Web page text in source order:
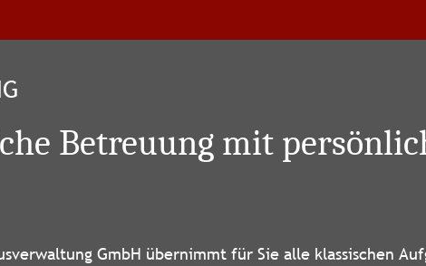
Betreuung mit
GmbH übernimmt für Sie alle klassischen